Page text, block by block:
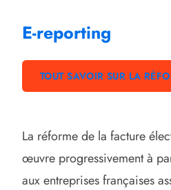
E-reporting
TOUT SAVOIR SUR LA
La réforme de la facture
œuvre progressivement à
aux entreprises françaises